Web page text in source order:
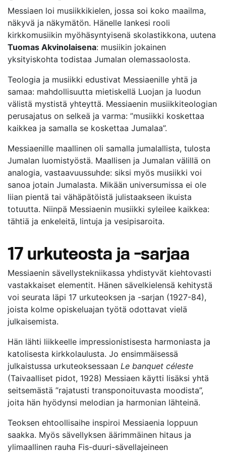
Messiaen loi musiikkikielen, jossa soi koko maailma,
näkyvä ja näkymätön. Hänelle lankesi rooli
kirkkomusiikin myöhäsyntyisenä skolastikkona, uutena
Tuomas Akvinolaisena: musiikin jokainen
yksityiskohta todistaa Jumalan olemassaolosta.
Teologia ja musiikki edustivat Messiaenille yhtä ja
samaa: mahdollisuutta mietiskellä Luojan ja luodun
välistä mystistä yhteyttä. Messiaenin musiikkiteologian
perusajatus on selkeä ja varma: ”musiikki koskettaa
kaikkea ja samalla se koskettaa Jumalaa”.
Messiaenille maallinen oli samalla jumalallista, tulosta
Jumalan luomistyöstä. Maallisen ja Jumalan välillä on
analogia, vastaavuussuhde: siksi myös musiikki voi
sanoa jotain Jumalasta. Mikään universumissa ei ole
liian pientä tai vähäpätöistä julistaakseen ikuista
totuutta. Niinpä Messiaenin musiikki syleilee kaikkea:
tähtiä ja enkeleitä, lintuja ja vesipisaroita.
17 urkuteosta ja -sarjaa
Messiaenin sävellystekniikassa yhdistyvät kiehtovasti
vastakkaiset elementit. Hänen sävelkielensä kehitystä
voi seurata läpi 17 urkuteoksen ja -sarjan (1927-84),
joista kolme opiskeluajan työtä odottavat vielä
julkaisemista.
Hän lähti liikkeelle impressionistisesta harmoniasta ja
katolisesta kirkkolaulusta. Jo ensimmäisessä
julkaistussa urkuteoksessaan Le banquet céleste
(Taivaalliset pidot, 1928) Messiaen käytti lisäksi yhtä
seitsemästä ”rajatusti transponoituvasta moodista”,
joita hän hyödynsi melodian ja harmonian lähteinä.
Teoksen ehtoollisaihe inspiroi Messiaenia loppuun
saakka. Myös sävellyksen äärimmäinen hitaus ja
ylimaallinen rauha Fis-duuri-sävellajeineen